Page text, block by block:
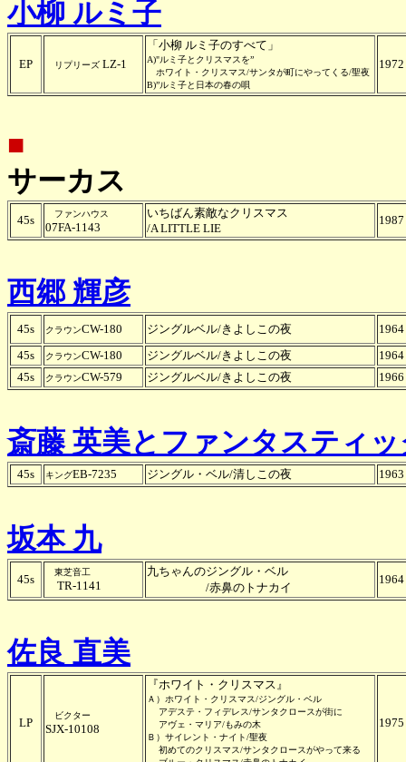
小柳 ルミ子
EP リプリーズ LZ-1
「小柳 ルミ子のすべて」
A)"ルミ子とクリスマスを”
ホワイト・クリスマス/サンタが町にやってくる/聖夜
B)”ルミ子と日本の春の唄
1972
■
サーカス
45s ファンハウス
07FA-1143
いちばん素敵なクリスマス
/A LITTLE LIE
1987
西郷 輝彦
45s クラウンCW-180 ジングルベル/きよしこの夜
1964
45s
クラウンCW-180 ジングルベル/きよしこの夜
1964
45s
クラウンCW-579 ジングルベル/きよしこの夜 1966
斎藤 英美とファンタスティ
45s キングEB-7235 ジングル・ベル/清しこの夜 1963
坂本 九
45s
東芝音工
TR-1141
九ちゃんのジングル・ベル
/赤鼻のトナカイ
1964
佐良 直美
LP
ビクター
SJX-10108
『ホワイト・クリスマス』
Ａ）ホワイト・クリスマス/ジングル・ベル
アデステ・フィデレス/サンタクロースが街に
アヴェ・マリア/もみの木
Ｂ）サイレント・ナイト/聖夜
初めてのクリスマス/サンタクロースがやって来る
1975